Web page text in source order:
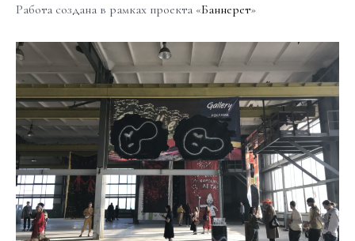
Работа создана в рамках проекта «Баннерет»